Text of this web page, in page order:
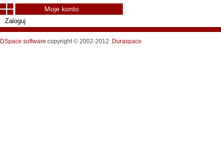
Moje konto
Zaloguj
DSpace software copyright © 2002-2012 Duraspace